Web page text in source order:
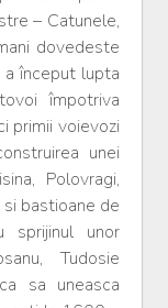
– Catunele,
dovedeste
început lupta
împotriva
primii voievozi
unei
Polovragi,
bastioane de
sprijinul unor
Tudosie
sa uneasca